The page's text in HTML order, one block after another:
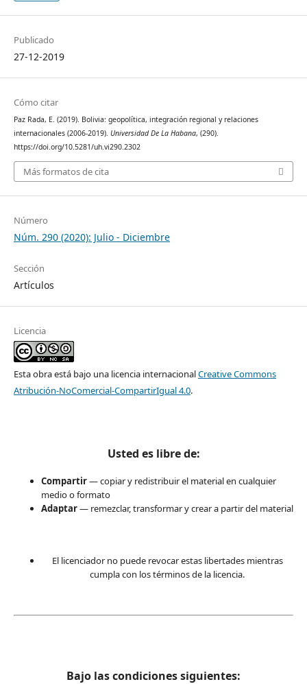
Publicado
27-12-2019
Cómo citar
Paz Rada, E. (2019). Bolivia: geopolítica, integración regional y relaciones
internacionales (2006-2019). Universidad De La Habana, (290).
https://doi.org/10.5281/uh.vi290.2302
Más formatos de cita
Número
Núm. 290 (2020): Julio - Diciembre
Sección
Artículos
Licencia
Esta obra está bajo una licencia internacionalCreative Commons
Atribución-NoComercial-CompartirIgual 4.0.
Usted es libre de:
Compartir— copiar y redistribuir el material en cualquier
medio o formato
Adaptar— remezclar, transformar y crear a partir del material
El licenciador no puede revocar estas libertades mientras
cumpla con los términos de la licencia.
Bajo las condiciones siguientes: